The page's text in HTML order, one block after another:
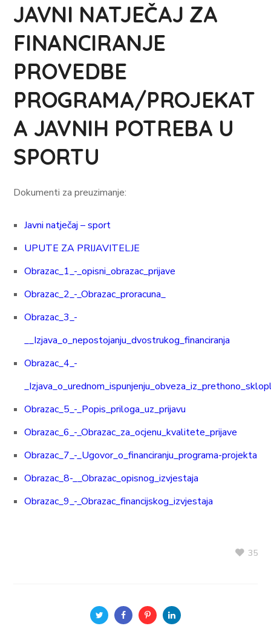
JAVNI NATJEČAJ ZA
FINANCIRANJE
PROVEDBE
PROGRAMA/PROJEKAT
A JAVNIH POTREBA U
SPORTU
Dokumenti za preuzimanje:
Javni natječaj – sport
UPUTE ZA PRIJAVITELJE
Obrazac_1_-_opisni_obrazac_prijave
Obrazac_2_-_Obrazac_proracuna_
Obrazac_3_-
__Izjava_o_nepostojanju_dvostrukog_financiranja
Obrazac_4_-
Obrazac_5_-_Popis_priloga_uz_prijavu
Obrazac_6_-_Obrazac_za_ocjenu_kvalitete_prijave
Obrazac_7_-_Ugovor_o_financiranju_programa-projekta
Obrazac_8-__Obrazac_opisnog_izvjestaja
Obrazac_9_-_Obrazac_financijskog_izvjestaja
35